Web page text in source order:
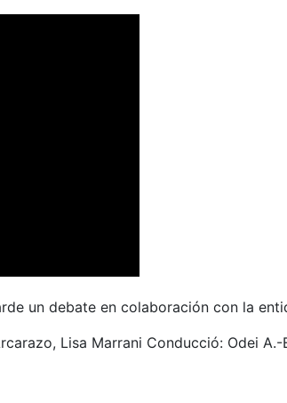
un debate en colaboración con la
Lisa Marrani Conducció: Odei